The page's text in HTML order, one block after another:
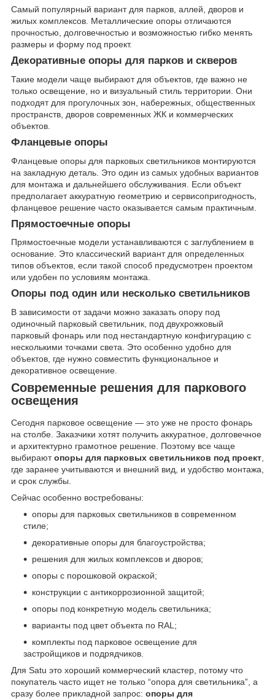
Самый популярный вариант для парков, аллей, дворов и
жилых комплексов. Металлические опоры отличаются
прочностью, долговечностью и возможностью гибко менять
размеры и форму под проект.
Декоративные опоры для парков и скверов
Такие модели чаще выбирают для объектов, где важно не
только освещение, но и визуальный стиль территории. Они
подходят для прогулочных зон, набережных, общественных
пространств, дворов современных ЖК и коммерческих
объектов.
Фланцевые опоры
Фланцевые опоры для парковых светильников монтируются
на закладную деталь. Это один из самых удобных вариантов
для монтажа и дальнейшего обслуживания. Если объект
предполагает аккуратную геометрию и сервисопригодность,
фланцевое решение часто оказывается самым практичным.
Прямостоечные опоры
Прямостоечные модели устанавливаются с заглублением в
основание. Это классический вариант для определенных
типов объектов, если такой способ предусмотрен проектом
или удобен по условиям монтажа.
Опоры под один или несколько светильников
В зависимости от задачи можно заказать опору под
одиночный парковый светильник, под двухрожковый
парковый фонарь или под нестандартную конфигурацию с
несколькими точками света. Это особенно удобно для
объектов, где нужно совместить функциональное и
декоративное освещение.
Современные решения для паркового
освещения
Сегодня парковое освещение — это уже не просто фонарь
на столбе. Заказчики хотят получить аккуратное, долговечное
и архитектурно грамотное решение. Поэтому все чаще
выбираютопоры для парковых светильников под проект
где заранее учитываются и внешний вид, и удобство монтажа,
и срок службы.
Сейчас особенно востребованы:
опоры для парковых светильников в современном
стиле;
декоративные опоры для благоустройства;
решения для жилых комплексов и дворов;
опоры с порошковой окраской;
конструкции с антикоррозионной защитой;
опоры под конкретную модель светильника;
варианты под цвет объекта по RAL;
комплекты под парковое освещение для
застройщиков и подрядчиков.
Для Satu это хороший коммерческий кластер, потому что
покупатель часто ищет не только “опора для светильника”, а
сразу более прикладной запрос: опоры для